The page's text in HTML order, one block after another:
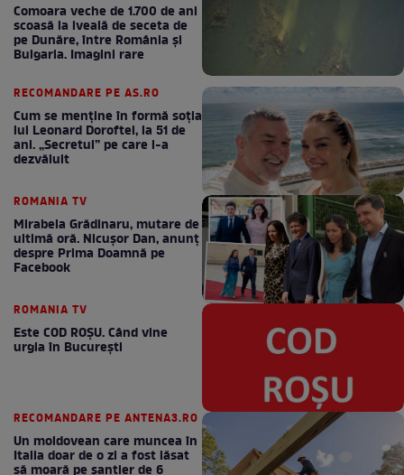
Comoara veche de 1.700 de ani
scoasă la iveală de seceta de
pe Dunăre, între România şi
Bulgaria. Imagini rare
RECOMANDARE PE AS.RO
Cum se menţine în formă soţia
lui Leonard Doroftei, la 51 de
ani. „Secretul” pe care l-a
dezvăluit
ROMANIA TV
Mirabela Grădinaru, mutare de
ultimă oră. Nicuşor Dan, anunţ
despre Prima Doamnă pe
Facebook
ROMANIA TV
Este COD ROŞU. Când vine
urgia în Bucureşti
RECOMANDARE PE ANTENA3.RO
Un moldovean care muncea în
Italia doar de o zi a fost lăsat